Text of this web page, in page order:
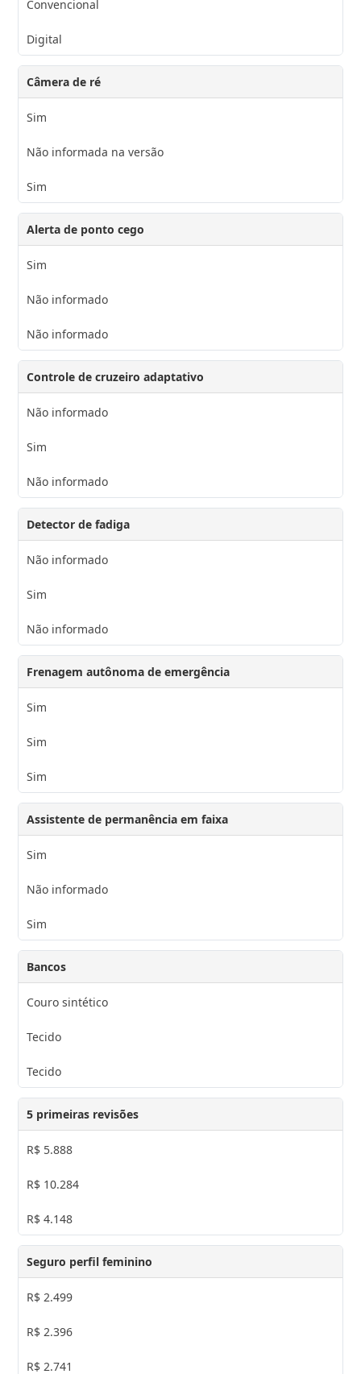
Convencional
Digital
Câmera de ré
Sim
Não informada na versão
Sim
Alerta de ponto cego
Sim
Não informado
Não informado
Controle de cruzeiro adaptativo
Não informado
Sim
Não informado
Detector de fadiga
Não informado
Sim
Não informado
Frenagem autônoma de emergência
Sim
Sim
Sim
Assistente de permanência em faixa
Sim
Não informado
Sim
Bancos
Couro sintético
Tecido
Tecido
5 primeiras revisões
R$ 5.888
R$ 10.284
R$ 4.148
Seguro perfil feminino
R$ 2.499
R$ 2.396
R$ 2.741